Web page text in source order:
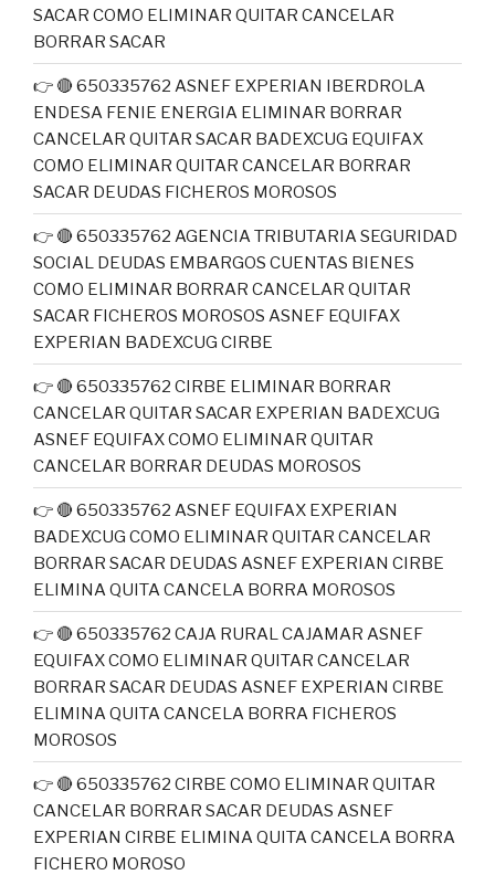
SACAR COMO ELIMINAR QUITAR CANCELAR
BORRAR SACAR
👉 🔴 650335762 ASNEF EXPERIAN IBERDROLA
ENDESA FENIE ENERGIA ELIMINAR BORRAR
CANCELAR QUITAR SACAR BADEXCUG EQUIFAX
COMO ELIMINAR QUITAR CANCELAR BORRAR
SACAR DEUDAS FICHEROS MOROSOS
👉 🔴 650335762 AGENCIA TRIBUTARIA SEGURIDAD
SOCIAL DEUDAS EMBARGOS CUENTAS BIENES
COMO ELIMINAR BORRAR CANCELAR QUITAR
SACAR FICHEROS MOROSOS ASNEF EQUIFAX
EXPERIAN BADEXCUG CIRBE
👉 🔴 650335762 CIRBE ELIMINAR BORRAR
CANCELAR QUITAR SACAR EXPERIAN BADEXCUG
ASNEF EQUIFAX COMO ELIMINAR QUITAR
CANCELAR BORRAR DEUDAS MOROSOS
👉 🔴 650335762 ASNEF EQUIFAX EXPERIAN
BADEXCUG COMO ELIMINAR QUITAR CANCELAR
BORRAR SACAR DEUDAS ASNEF EXPERIAN CIRBE
ELIMINA QUITA CANCELA BORRA MOROSOS
👉 🔴 650335762 CAJA RURAL CAJAMAR ASNEF
EQUIFAX COMO ELIMINAR QUITAR CANCELAR
BORRAR SACAR DEUDAS ASNEF EXPERIAN CIRBE
ELIMINA QUITA CANCELA BORRA FICHEROS
MOROSOS
👉 🔴 650335762 CIRBE COMO ELIMINAR QUITAR
CANCELAR BORRAR SACAR DEUDAS ASNEF
EXPERIAN CIRBE ELIMINA QUITA CANCELA BORRA
FICHERO MOROSO